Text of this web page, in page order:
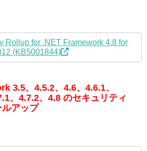
Rollup for .NET Framework 4.8 for
(KB5001844)
3.5、4.5.2、4.6、4.6.1、
、4.7.2、4.8 のセキュリティ
アップ